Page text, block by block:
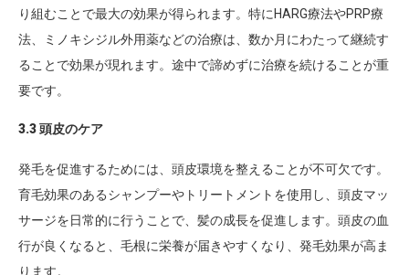
り組むことで最大の効果が得られます。特にHARG療法やPRP療
法、ミノキシジル外用薬などの治療は、数か月にわたって継続す
ることで効果が現れます。途中で諦めずに治療を続けることが重
要です。
3.3 頭皮のケア
発毛を促進するためには、頭皮環境を整えることが不可欠です。
育毛効果のあるシャンプーやトリートメントを使用し、頭皮マッ
サージを日常的に行うことで、髪の成長を促進します。頭皮の血
行が良くなると、毛根に栄養が届きやすくなり、発毛効果が高ま
ります。